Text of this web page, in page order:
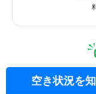
空き状況を